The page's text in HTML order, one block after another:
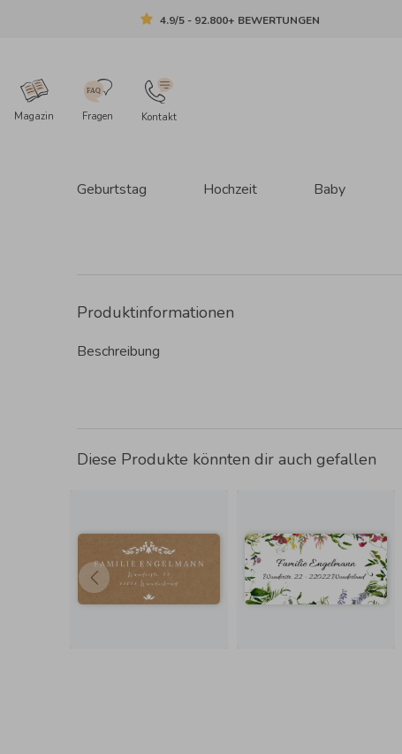
4.9/5 - 92.800+ BEWERTUNGEN
Magazin Fragen Kontakt
Geburtstag Hochzeit Baby
Produktinformationen
Beschreibung
Diese Produkte könnten dir auch gefallen